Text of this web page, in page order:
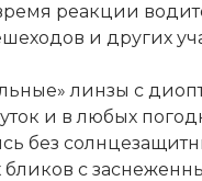
реакции
и других
линзы с
и в любых
без
с